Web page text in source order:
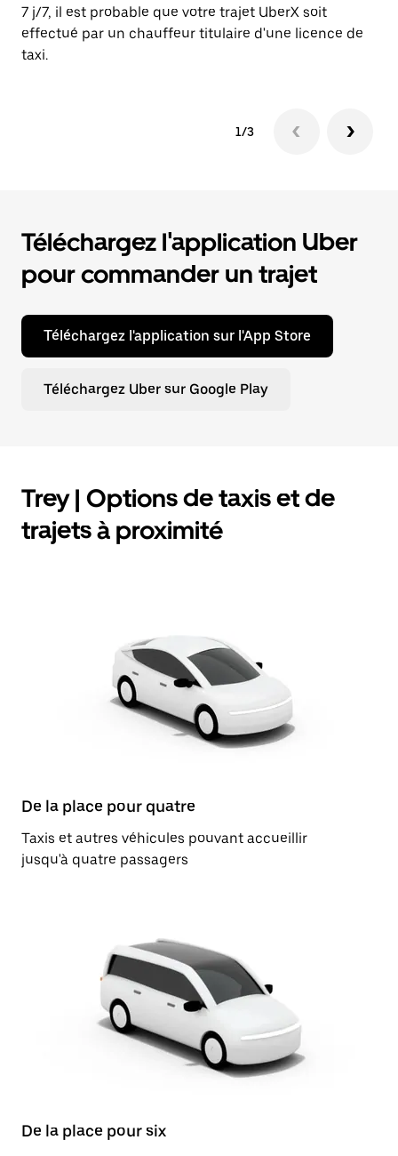
7 j/7, il est probable que votre trajet UberX soit
effectué par un chauffeur titulaire d'une licence de
taxi.
1/3
Téléchargez l'application Uber
pour commander un trajet
Téléchargez l'application sur l'App Store
Téléchargez Uber sur Google Play
Trey | Options de taxis et de
trajets à proximité
De la place pour quatre
Taxis et autres véhicules pouvant accueillir
jusqu'à quatre passagers
De la place pour six